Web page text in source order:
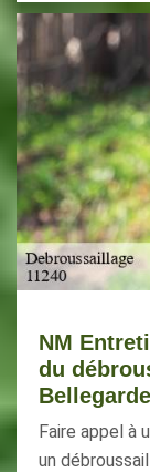
NM
du
Faire appel à
un